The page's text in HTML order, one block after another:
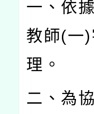
一、依
教師(一)
理。
二、為